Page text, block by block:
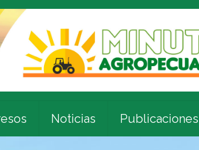
Noticias Publicaciones